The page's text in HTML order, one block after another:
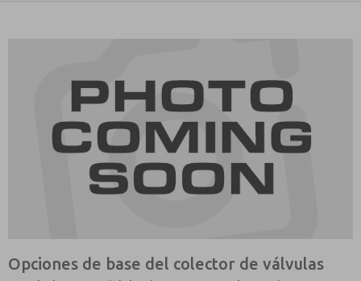
Opciones de base del colector de válvulas